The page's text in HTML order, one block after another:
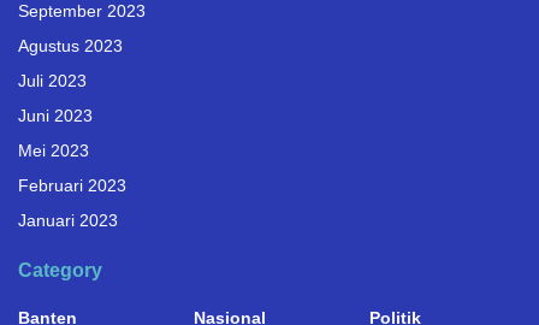
September 2023
Agustus 2023
Juli 2023
Juni 2023
Mei 2023
Februari 2023
Januari 2023
Category
Banten Nasional Politik